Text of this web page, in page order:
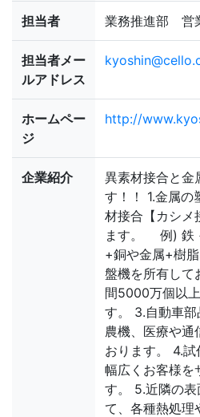
担当者 業務推進部 営
担当者メー
ルアドレス
ホームペー
ジ
http://
企業紹介
異素材接合と金
す！！ 1.金属の
材接合【カシメ
ます。 例) 鉄
+銅や金属+樹
盤機を所有して
間5000万個以
す。 3.自動車部
農機、医療や通
おります。 4.
幅広くお客様を
す。 5.近隣の
て、各種熱処理